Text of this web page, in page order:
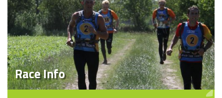
Race Info